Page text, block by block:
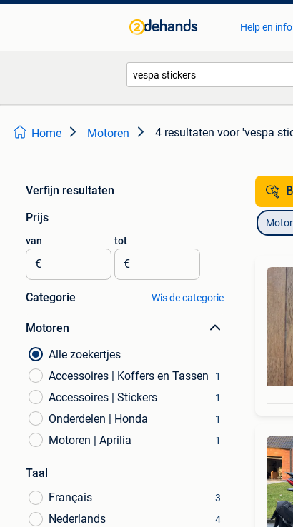
Help en info
Home Motoren 4 resultaten voor 'vespa
Verfijn resultaten
Prijs
van
€
tot
€
Categorie Wis de categorie
Motoren
Alle zoekertjes
Accessoires | Koffers en Tassen
1
Accessoires | Stickers 1
Onderdelen | Honda 1
Motoren | Aprilia 1
Taal
Français
3
Nederlands 4